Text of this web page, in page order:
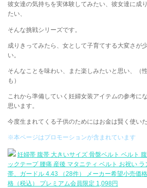
彼女達の気持ちを実体験してみたい、彼女達に成
たい、
そんな挑戦シリーズです。
成りきってみたら、女として子育てする大変さが
い。
そんなことを味わい、また楽しみたいと思い、（
も）
これから準備していく妊婦女装アイテムの参考に
思います。
今度生まれてくる子供のためにはお金は賢く使いた
※本ページはプロモーションが含まれています
妊婦帯 腹帯 大きいサイズ 骨盤ベルト ベルト
ックテープ 腰痛 産後 マタニティ ベルト お祝い
帯、ガードル 4.43 （28件） メーカー希望小売価
格（税込） プレミアム会員限定 1,098円